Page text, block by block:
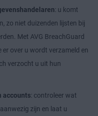
: u komt
zo niet duizenden lijsten bij
Met AVG BreachGuard
over u wordt verzameld en
verzocht u uit hun
accounts: controleer wat
zijn en laat u